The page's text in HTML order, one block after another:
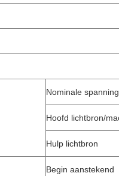
Nominale spanning
Hoofd lichtbron/
Hulp lichtbron
Begin aanstekend